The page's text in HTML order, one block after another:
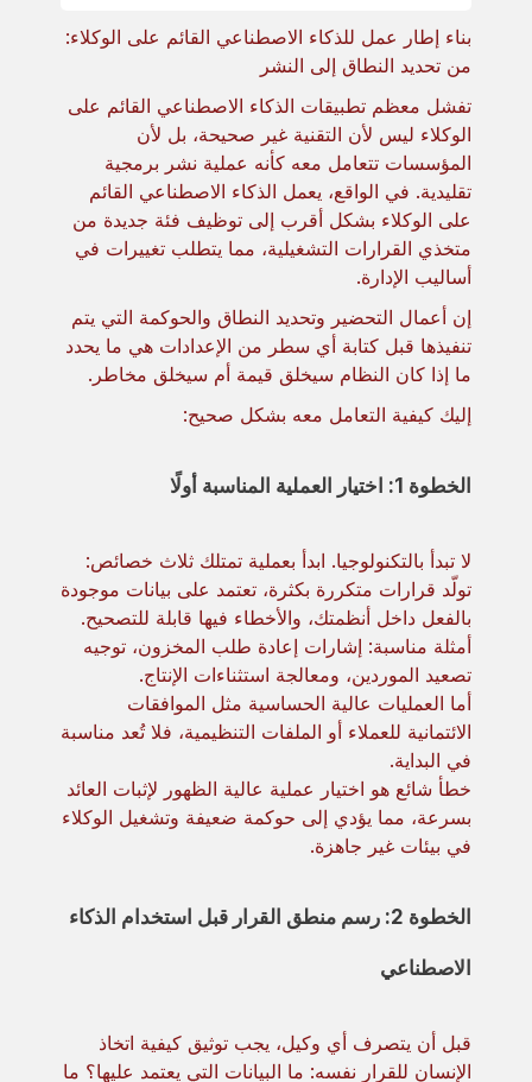
بناء إطار عمل للذكاء الاصطناعي القائم على الوكلاء:
من تحديد النطاق إلى النشر
تفشل معظم تطبيقات الذكاء الاصطناعي القائم على
الوكلاء ليس لأن التقنية غير صحيحة، بل لأن
المؤسسات تتعامل معه كأنه عملية نشر برمجية
تقليدية. في الواقع، يعمل الذكاء الاصطناعي القائم
على الوكلاء بشكل أقرب إلى توظيف فئة جديدة من
متخذي القرارات التشغيلية، مما يتطلب تغييرات في
أساليب الإدارة.
إن أعمال التحضير وتحديد النطاق والحوكمة التي يتم
تنفيذها قبل كتابة أي سطر من الإعدادات هي ما يحدد
ما إذا كان النظام سيخلق قيمة أم سيخلق مخاطر.
إليك كيفية التعامل معه بشكل صحيح:
الخطوة 1: اختيار العملية المناسبة أولًا
لا تبدأ بالتكنولوجيا. ابدأ بعملية تمتلك ثلاث خصائص:
تولّد قرارات متكررة بكثرة، تعتمد على بيانات موجودة
بالفعل داخل أنظمتك، والأخطاء فيها قابلة للتصحيح.
أمثلة مناسبة: إشارات إعادة طلب المخزون، توجيه
تصعيد الموردين، ومعالجة استثناءات الإنتاج.
أما العمليات عالية الحساسية مثل الموافقات
الائتمانية للعملاء أو الملفات التنظيمية، فلا تُعد مناسبة
في البداية.
خطأ شائع هو اختيار عملية عالية الظهور لإثبات العائد
بسرعة، مما يؤدي إلى حوكمة ضعيفة وتشغيل الوكلاء
في بيئات غير جاهزة.
الخطوة 2: رسم منطق القرار قبل استخدام الذكاء
الاصطناعي
قبل أن يتصرف أي وكيل، يجب توثيق كيفية اتخاذ
الإنسان للقرار نفسه: ما البيانات التي يعتمد عليها؟ ما